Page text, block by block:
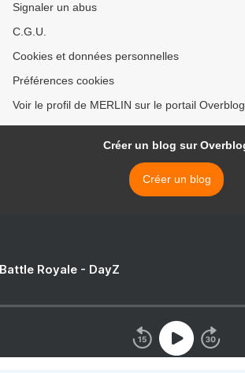
Signaler un abus
C.G.U.
Cookies et données personnelles
Préférences cookies
Voir le profil de MERLIN sur le portail Overblog
Créer un blog sur
Créer un blog
Royale - DayZ